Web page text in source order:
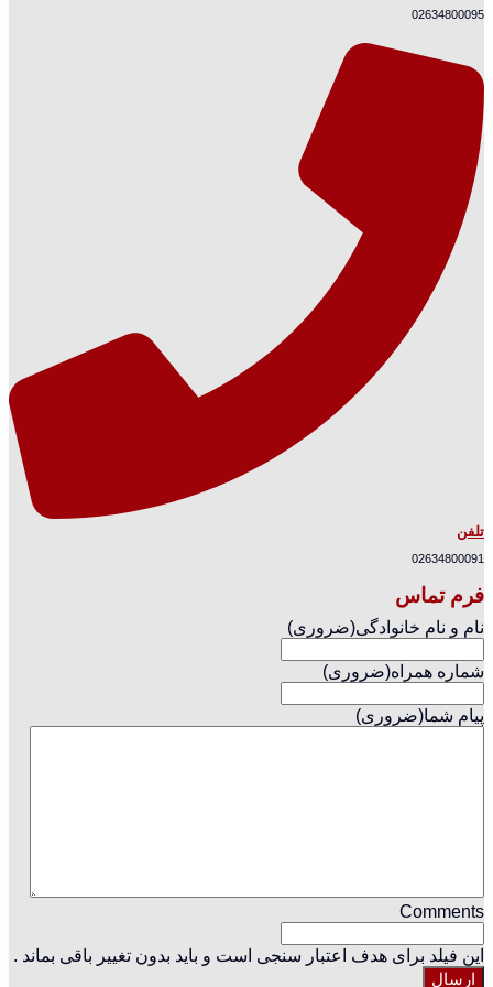
02634800095
تلفن
02634800091
فرم تماس
نام و نام خانوادگی(ضروری)
شماره همراه(ضروری)
پیام شما(ضروری)
Comments
این فیلد برای هدف اعتبار سنجی است و باید بدون تغییر باقی بماند .